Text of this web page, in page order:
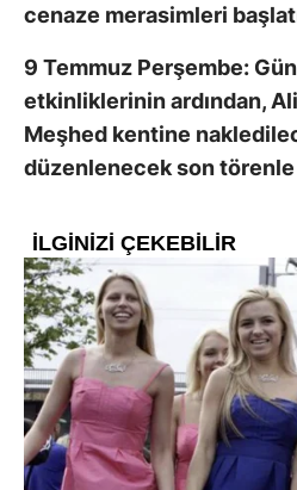
cenaze merasimleri
9 Temmuz Perşembe:
etkinliklerinin ardından, Ali
Meşhed kentine
düzenlenecek son